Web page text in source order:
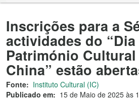
Inscrições para a
actividades do
Património
China” estão
Fonte: Instituto Cultural (IC)
Publicado em: 15 de Maio de 2025 às